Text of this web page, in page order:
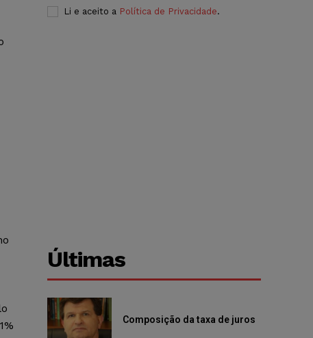
Li e aceito a Política de Privacidade.
Últimas
Composição da taxa de juros